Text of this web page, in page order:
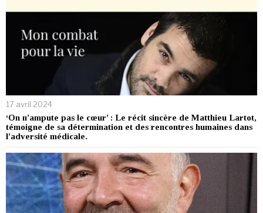
17 avril 2024
‘On n’ampute pas le cœur’ : Le récit sincère de Matthieu Lartot,
témoigne de sa détermination et des rencontres humaines dans
l’adversité médicale.